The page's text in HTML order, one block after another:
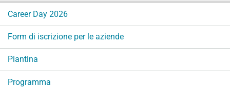
a
Career Day 2026
Form di iscrizione per le aziende
Piantina
Programma